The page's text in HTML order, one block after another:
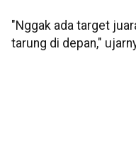
"Nggak ada target
tarung di depan,"